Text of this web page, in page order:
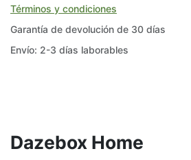
Términos y condiciones
Garantía de devolución de 30 días
Envío: 2-3 días laborables
Dazebox Home